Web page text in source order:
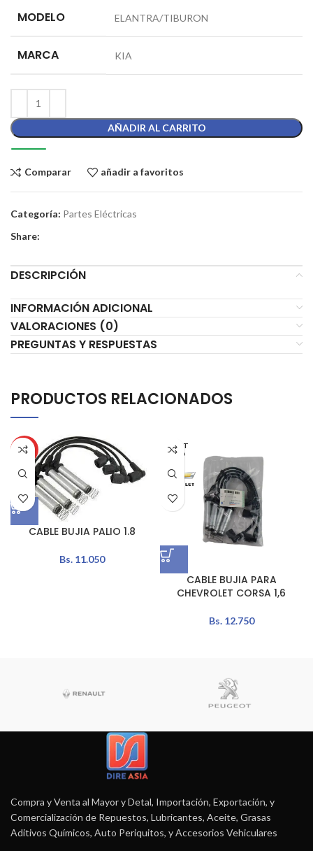
MODELO ELANTRA/TIBURON
MARCA KIA
AÑADIR AL CARRITO
Comparar añadir a favoritos
Categoría: Partes Eléctricas
Share:
DESCRIPCIÓN
INFORMACIÓN ADICIONAL
VALORACIONES (0)
PREGUNTAS Y RESPUESTAS
PRODUCTOS RELACIONADOS
HOT
CABLE BUJIA PALIO 1.8
Bs.11.050
AGOT
ADO
CABLE BUJIA PARA
CHEVROLET CORSA 1,6
Bs.12.750
Compra y Venta al Mayor y Detal, Importación, Exportación, y
Comercialización de Repuestos, Lubricantes, Aceite, Grasas
Aditivos Químicos, Auto Periquitos, y Accesorios Vehiculares